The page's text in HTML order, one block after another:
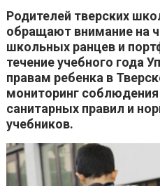
Родителей тверских
обращают внимание на
школьных ранцев и
течение учебного года
правам ребенка в
мониторинг соблюдения
санитарных правил и
учебников.